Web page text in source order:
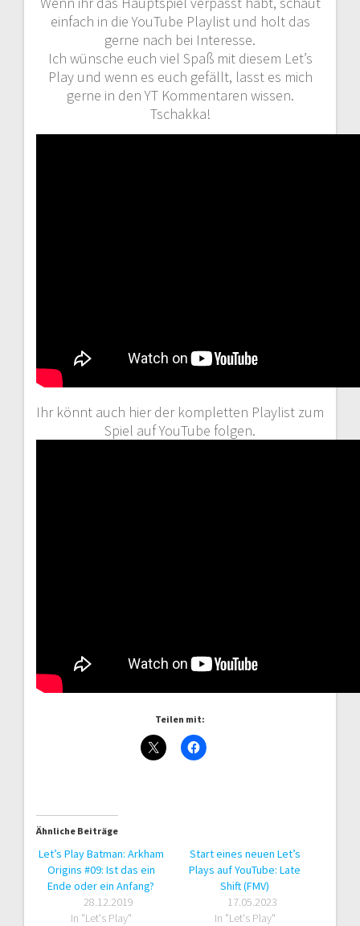
einfach in die YouTube Playlist und holt das
gerne nach bei Interesse.
Ich wünsche euch viel Spaß mit diesem Let’s
Play und wenn es euch gefällt, lasst es mich
gerne in den YT Kommentaren wissen.
Tschakka!
Ihr könnt auch hier der kompletten Playlist zum
Spiel auf YouTube folgen.
Teilen mit:
Ähnliche Beiträge
Let’s Play Batman: Arkham
Origins #09: Ist das ein
Ende oder ein Anfang?
28.12.2019
In "Let's Play"
Start eines neuen Let’s
Plays auf YouTube: Late
Shift (FMV)
17.05.2023
In "Let's Play"